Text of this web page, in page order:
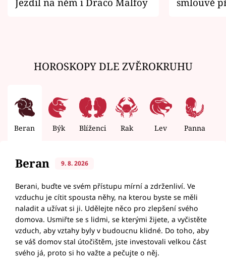
HOROSKOPY DLE ZVĚROKRUHU
Beran Býk Blíženci Rak Lev Panna
Beran 9. 8. 2026
Berani, buďte ve svém přístupu mírní a zdrženliví. Ve
vzduchu je cítit spousta něhy, na kterou byste se měli
naladit a užívat si ji. Udělejte něco pro zlepšení svého
domova. Usmiřte se s lidmi, se kterými žijete, a vyčistěte
vzduch, aby vztahy byly v budoucnu klidné. Do toho, aby
se váš domov stal útočištěm, jste investovali velkou část
svého já, proto si ho važte a pečujte o něj.